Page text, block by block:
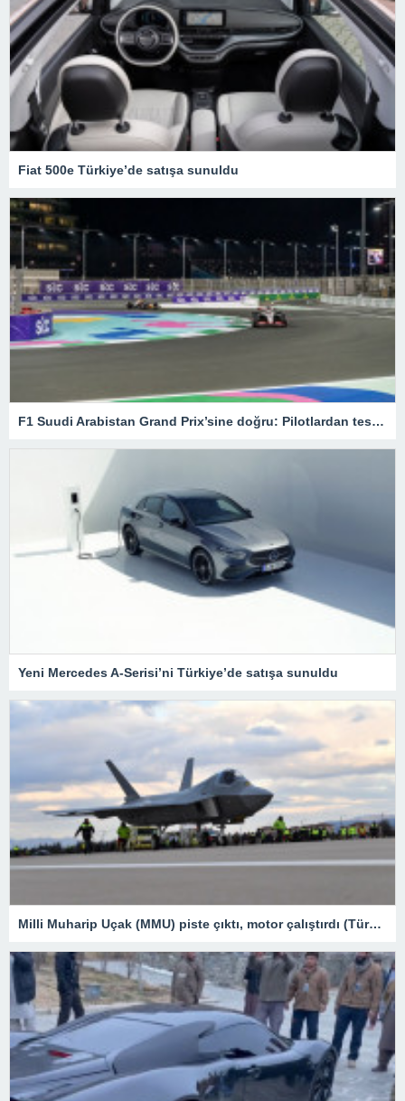
Fiat 500e Türkiye’de satışa sunuldu
F1 Suudi Arabistan Grand Prix’sine doğru: Pilotlardan test sürüşleri – Son Dakika Spor Haberleri
Yeni Mercedes A-Serisi’ni Türkiye’de satışa sunuldu
Milli Muharip Uçak (MMU) piste çıktı, motor çalıştırdı (Türkiye’nin yeni nesil yerli silahları) – Son Dakika Teknoloji Haberleri